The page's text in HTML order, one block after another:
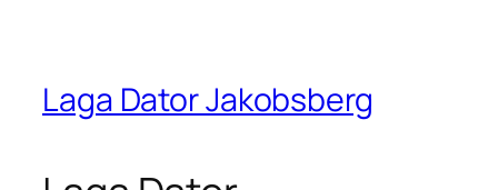
Laga Dator Jakobsberg